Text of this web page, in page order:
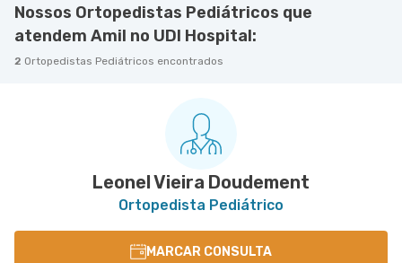
Nossos Ortopedistas Pediátricos que
atendem Amil no UDI Hospital:
2 Ortopedistas Pediátricos encontrados
Leonel Vieira Doudement
Ortopedista Pediátrico
MARCAR CONSULTA